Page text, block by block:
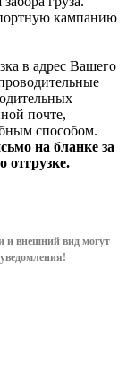
кампанию
в адрес Вашего
почте,
способом.
на бланке за
отгрузке.
и внешний вид могут
ления!